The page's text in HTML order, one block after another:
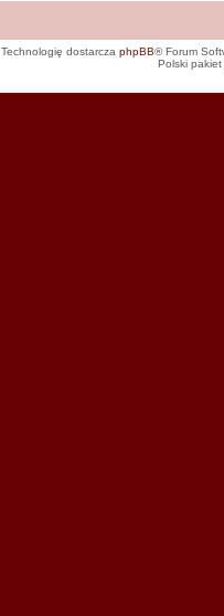
Technologię dostarcza phpBB® Forum
Polski